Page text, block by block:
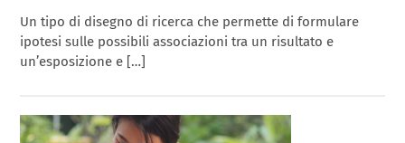
Un tipo di disegno di ricerca che permette di formulare
ipotesi sulle possibili associazioni tra un risultato e
un’esposizione e […]